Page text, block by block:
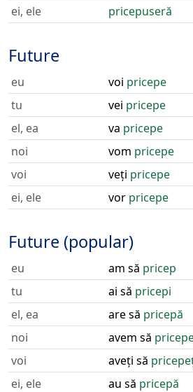
ei, ele
pricepuseră
Future
eu voi pricepe
tu
vei pricepe
el, ea
va pricepe
noi
vom pricepe
voi
veți pricepe
ei, ele
vor pricepe
Future (popular)
eu am să pricep
tu
ai să pricepi
el, ea
are să pricepă
noi
avem să
voi
aveți să
ei, ele
au să pricepă